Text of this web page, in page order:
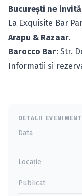
Bucureşti ne
La Exquisite Bar
Arapu & Razaar.
Barocco Bar: Str.
Informatii si
DETALII EVENIMENT
Data
Locație
Publicat